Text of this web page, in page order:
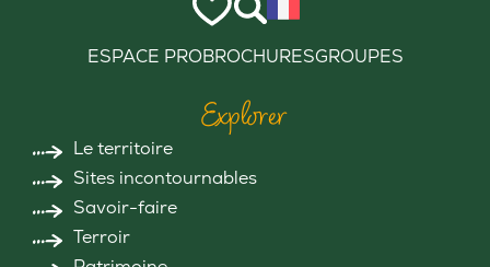
ESPACE PROBROCHURESGROUPES
Explorer
Le territoire
Sites incontournables
Savoir-faire
Terroir